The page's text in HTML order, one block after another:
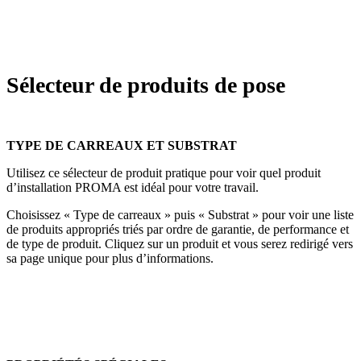
Sélecteur de produits de pose
TYPE DE CARREAUX ET SUBSTRAT
Utilisez ce sélecteur de produit pratique pour voir quel produit
d’installation PROMA est idéal pour votre travail.
Choisissez « Type de carreaux » puis « Substrat » pour voir une liste
de produits appropriés triés par ordre de garantie, de performance et
de type de produit. Cliquez sur un produit et vous serez redirigé vers
sa page unique pour plus d’informations.